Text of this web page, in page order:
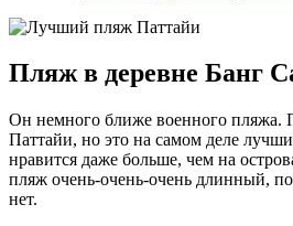
Пляж в деревне Банг
Он немного ближе военного пляжа.
Паттайи, но это на самом деле
нравится даже больше, чем на
пляж очень-очень-очень длинный,
нет.